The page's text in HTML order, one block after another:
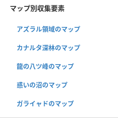
マップ別収集要素
アズラル領域のマップ
カナルタ深林のマップ
龍の八ツ峰のマップ
惑いの沼のマップ
ガライャドのマップ